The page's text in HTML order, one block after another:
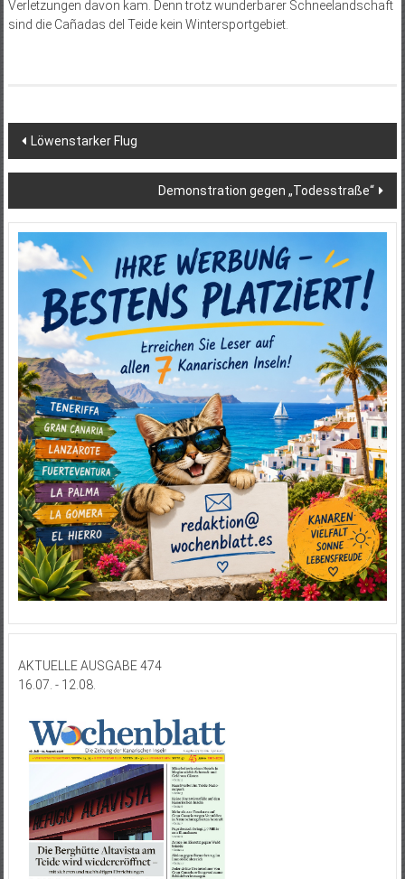
Verletzungen davon kam. Denn trotz wunderbarer Schneelandschaft
sind die Cañadas del Teide kein Wintersportgebiet.
Beitragsnavigation
Löwenstarker Flug
Demonstration gegen „Todesstraße“
AKTUELLE AUSGABE 474
16.07. - 12.08.